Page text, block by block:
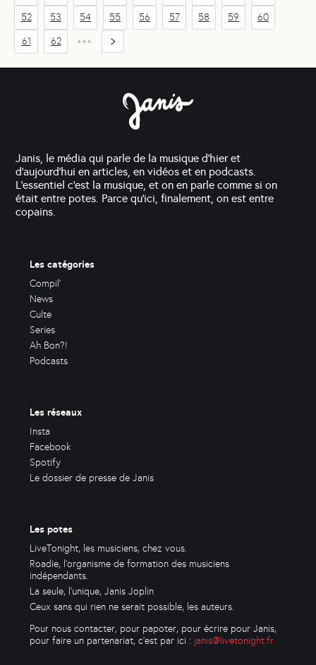
52
53 54 55 56 57 58 59
60
61
62 •••
Janis, le média qui parle de la musique d'hier et
d'aujourd'hui en articles, en vidéos et en podcasts.
L'essentiel c'est la musique, et on en parle comme si on
était entre potes. Parce qu'ici, finalement, on est entre
copains.
Les catégories
Compil'
News
Culte
Series
Ah Bon?!
Podcasts
Les réseaux
Insta
Facebook
Spotify
Le dossier de presse de Janis
Les potes
LiveTonight, les musiciens, chez vous.
Roadie, l'organisme de formation des musiciens
indépendants.
La seule, l'unique, Janis Joplin
Ceux sans qui rien ne serait possible, les auteurs.
Pour nous contacter, pour papoter, pour écrire pour Janis,
pour faire un partenariat, c'est par ici : janis@livetonight.fr